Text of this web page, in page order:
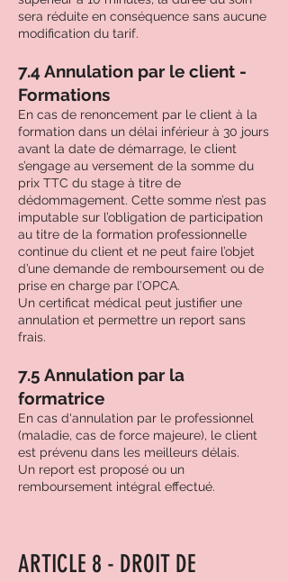
sera réduite en conséquence sans aucune
modification du tarif.
7.4 Annulation par le client -
Formations
En cas de renoncement par le client à la
formation dans un délai inférieur à 30 jours
avant la date de démarrage, le client
s’engage au versement de la somme du
prix TTC du stage à titre de
dédommagement. Cette somme n’est pas
imputable sur l’obligation de participation
au titre de la formation professionnelle
continue du client et ne peut faire l’objet
d’une demande de remboursement ou de
prise en charge par l’OPCA.
Un certificat médical peut justifier une
annulation et permettre un report sans
frais.
7.5 Annulation par la
formatrice
En cas d'annulation par le professionnel
(maladie, cas de force majeure), le client
est prévenu dans les meilleurs délais.
Un report est proposé ou un
remboursement intégral effectué.
ARTICLE 8 - DROIT DE